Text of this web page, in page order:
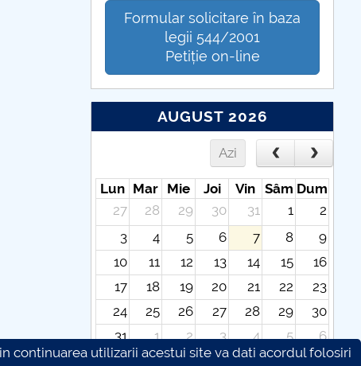
Formular solicitare în baza
legii 544/2001
Petiție on-line
AUGUST 2026
Azi
Lun Mar Mie Joi Vin Sâm Dum
27
28 29 30 31 1
2
3
4 5 6 7 8
9
10
11 12 13 14 15
16
17
18 19 20 21 22
23
24
25 26 27 28 29
30
31
1 2 3 4 5
6
continuarea utilizarii acestui site va dati acordul folosiri